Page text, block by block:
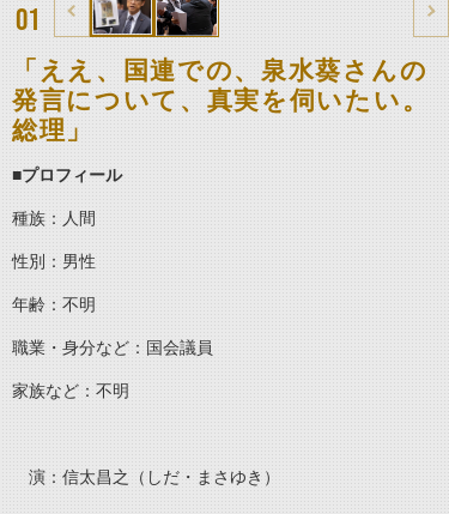
01
「ええ、国連での、泉水葵さんの
発言について、真実を伺いたい。
総理」
■プロフィール
種族：人間
性別：男性
年齢：不明
職業・身分など：国会議員
家族など：不明
演：信太昌之（しだ・まさゆき）